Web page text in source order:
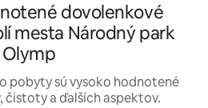
dovolenkové
mesta Národný park
Olymp
pobyty sú vysoko hodnotené
čistoty a ďalších aspektov.